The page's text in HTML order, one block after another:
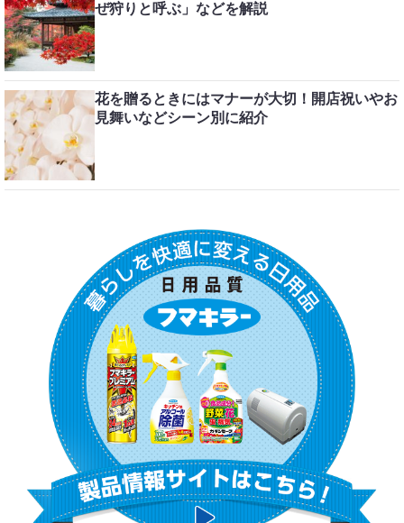
ぜ狩りと呼ぶ」などを解説
花を贈るときにはマナーが大切！開店祝いやお
見舞いなどシーン別に紹介